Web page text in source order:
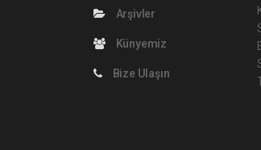
Arşivler
Künyemiz
Bize Ulaşın